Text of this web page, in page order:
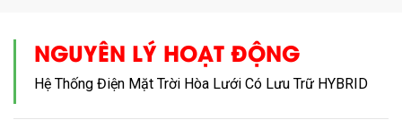
NGUYÊN LÝ HOẠT ĐỘNG
Hệ Thống Điện Mặt Trời Hòa Lưới Có Lưu Trữ HYBRID